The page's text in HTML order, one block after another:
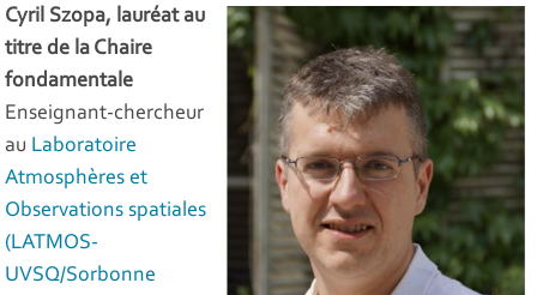
Cyril Szopa, lauréat au
titre de la Chaire
fondamentale
Enseignant-chercheur
au Laboratoire
Atmosphères et
Observations spatiales
(LATMOS-
UVSQ/Sorbonne